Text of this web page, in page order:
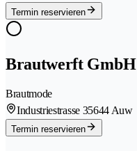
Termin reservieren
Brautwerft GmbH
Brautmode
Industriestrasse 35644 Auw
Termin reservieren